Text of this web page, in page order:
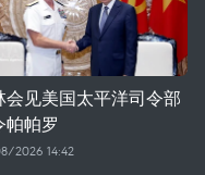
会见美国太平洋司令部
帕帕罗
2026 14:42